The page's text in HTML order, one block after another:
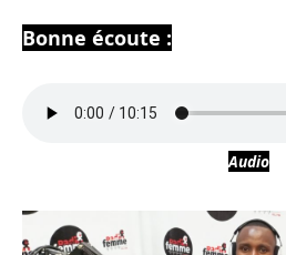
Bonne écoute :
Audio